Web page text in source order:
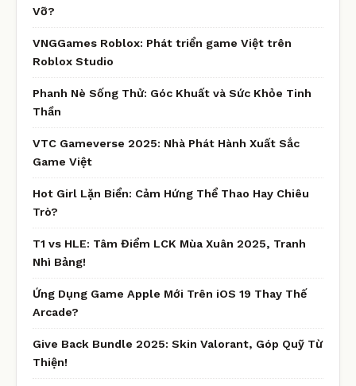
Vỡ?
VNGGames Roblox: Phát triển game Việt trên
Roblox Studio
Phanh Nè Sống Thử: Góc Khuất và Sức Khỏe Tinh
Thần
VTC Gameverse 2025: Nhà Phát Hành Xuất Sắc
Game Việt
Hot Girl Lặn Biển: Cảm Hứng Thể Thao Hay Chiêu
Trò?
T1 vs HLE: Tâm Điểm LCK Mùa Xuân 2025, Tranh
Nhì Bảng!
Ứng Dụng Game Apple Mới Trên iOS 19 Thay Thế
Arcade?
Give Back Bundle 2025: Skin Valorant, Góp Quỹ Từ
Thiện!